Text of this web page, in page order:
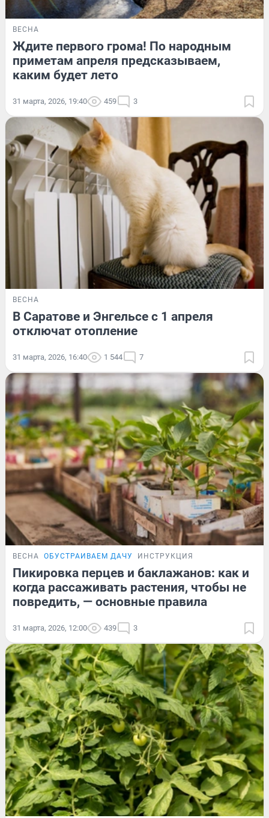
ВЕСНА
Ждите первого грома! По народным
приметам апреля предсказываем,
каким будет лето
31 марта, 2026, 19:40 459 3
ВЕСНА
В Саратове и Энгельсе с 1 апреля
отключат отопление
31 марта, 2026, 16:40 1 544 7
ВЕСНА ОБУСТРАИВАЕМ ДАЧУ ИНСТРУКЦИЯ
Пикировка перцев и баклажанов: как и
когда рассаживать растения, чтобы не
повредить, — основные правила
31 марта, 2026, 12:00 439 3